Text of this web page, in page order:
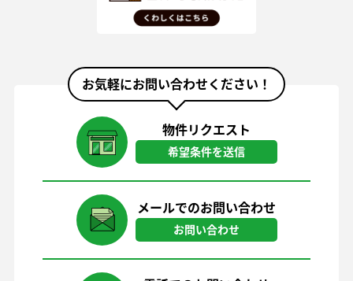
お気軽にお問い合わせください！
物件リクエスト
希望条件を送信
メールでのお問い合わせ
お問い合わせ